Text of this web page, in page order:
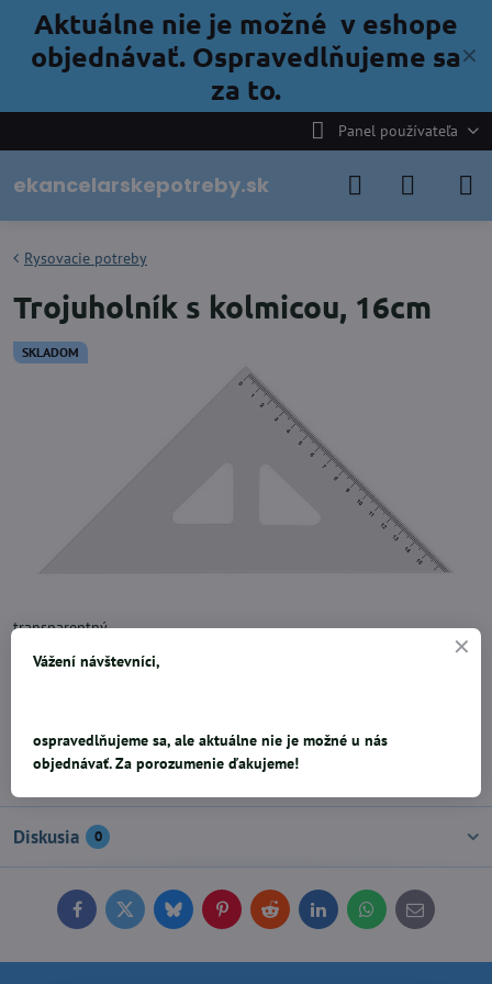
✕
Aktuálne nie je možné v eshope
objednávať. Ospravedlňujeme sa
za to.
Panel používateľa
ekancelarskepotreby.sk
SKLADOM
Rysovacie potreby
Trojuholník s kolmicou, 16cm
transparentný
Pridať k Obľúbeným
Doručenia
Výrobca:KOH-I-NOOR
Diskusia 0
FacebookTwitterBlueskyPinterestReddit LinkedInWhatsApp
E-
mail
Vážení návštevníci,
ospravedlňujeme sa, ale aktuálne nie je možné u nás
objednávať. Za porozumenie ďakujeme!